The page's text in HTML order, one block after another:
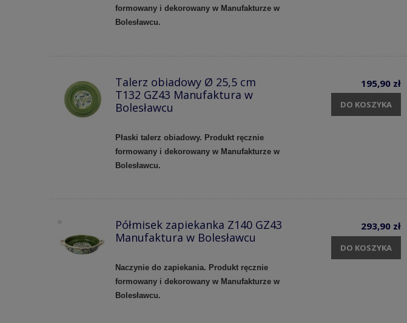
formowany i dekorowany w Manufakturze w
Bolesławcu.
Talerz obiadowy Ø 25,5 cm
T132 GZ43 Manufaktura w
Bolesławcu
Płaski talerz obiadowy. Produkt ręcznie
formowany i dekorowany w Manufakturze w
Bolesławcu.
195,90 zł
DO KOSZYKA
Półmisek zapiekanka Z140 GZ43
Manufaktura w Bolesławcu
Naczynie do zapiekania. Produkt ręcznie
formowany i dekorowany w Manufakturze w
Bolesławcu.
293,90 zł
DO KOSZYKA